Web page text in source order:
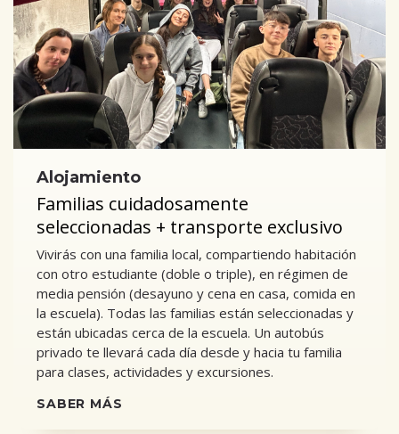
Alojamiento
Familias cuidadosamente
seleccionadas + transporte exclusivo
Vivirás con una familia local, compartiendo habitación
con otro estudiante (doble o triple), en régimen de
media pensión (desayuno y cena en casa, comida en
la escuela). Todas las familias están seleccionadas y
están ubicadas cerca de la escuela. Un autobús
privado te llevará cada día desde y hacia tu familia
para clases, actividades y excursiones.
SABER MÁS